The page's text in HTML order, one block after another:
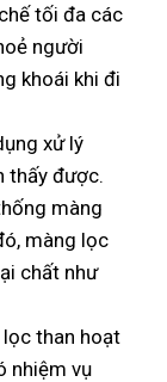
tối đa các
người
khoái khi đi
xử lý
thấy được.
màng
màng lọc
chất như
lọc than hoạt
nhiệm vụ